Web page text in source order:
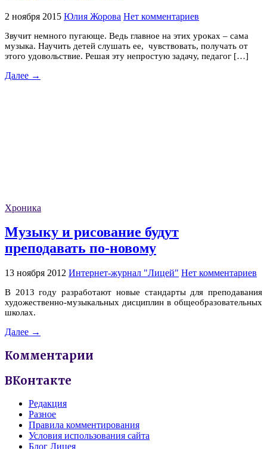
2 ноября 2015 Юлия Жорова Нет комментариев
Звучит немного пугающе. Ведь главное на этих уроках – сама
музыка. Научить детей слушать ее, чувствовать, получать от
этого удовольствие. Решая эту непростую задачу, педагог […]
Далее →
Хроника
Музыку и рисование будут
преподавать по-новому
13 ноября 2012 Интернет-журнал "Лицей" Нет комментариев
В 2013 году разработают новые стандарты для преподавания
художественно-музыкальных дисциплин в общеобразовательных
школах.
Далее →
Комментарии
ВКонтакте
Редакция
Разное
Правила комментирования
Условия использования сайта
Блог Лицея